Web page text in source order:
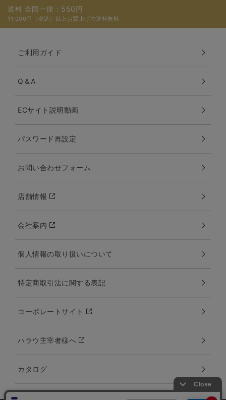
送料 全国一律：550円
11,000円（税込）以上お買上げで送料無料
ご利用ガイド
Q＆A
ECサイト説明動画
パスワード再設定
お問い合わせフォーム
店舗情報
会社案内
個人情報の取り扱いについて
特定商取引法に関する表記
コーポレートサイト
ハラウ主宰者様へ
カタログ